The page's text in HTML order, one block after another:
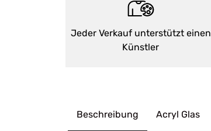
Jeder Verkauf unterstützt einen
Künstler
Beschreibung Acryl Glas